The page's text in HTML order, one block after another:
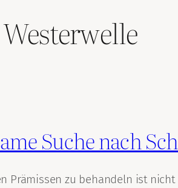
Suche nach
Prämissen zu behandeln ist